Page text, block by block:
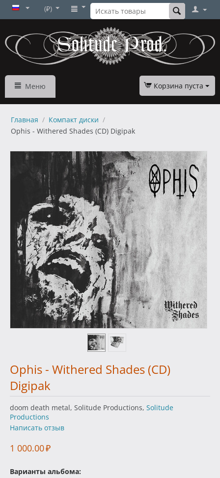
(₽)
Меню Корзина пуста
Главная / Компакт диски /
Ophis - Withered Shades (CD) Digipak
Ophis - Withered Shades (CD)
Digipak
doom death metal, Solitude Productions, Solitude
Productions
Написать отзыв
1 000.00₽
Варианты альбома: